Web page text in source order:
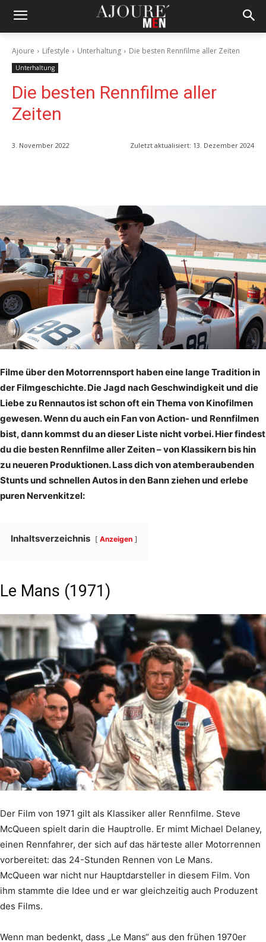
Ajoure Lifestyle Unterhaltung Die besten Rennfilme aller Zeiten
Unterhaltung
Die besten Rennfilme aller
Zeiten
3. November 2022 Zuletzt aktualisiert: 13. Dezember 2024
Filme über den Motorrennsport haben eine lange Tradition in
der Filmgeschichte. Die Jagd nach Geschwindigkeit und die
Liebe zu Rennautos ist schon oft ein Thema von Kinofilmen
gewesen. Wenn du auch ein Fan von Action- und Rennfilmen
bist, dann kommst du an dieser Liste nicht vorbei. Hier findest
du die besten Rennfilme aller Zeiten – von Klassikern bis hin
zu neueren Produktionen. Lass dich von atemberaubenden
Stunts und schnellen Autos in den Bann ziehen und erlebe
puren Nervenkitzel:
Inhaltsverzeichnis Anzeigen
Le Mans (1971)
Der Film von 1971 gilt als Klassiker aller Rennfilme. Steve
McQueen spielt darin die Hauptrolle. Er mimt Michael Delaney,
einen Rennfahrer, der sich auf das härteste aller Motorrennen
vorbereitet: das 24-Stunden Rennen von Le Mans.
McQueen war nicht nur Hauptdarsteller in diesem Film. Von
ihm stammte die Idee und er war gleichzeitig auch Produzent
des Films.
Wenn man bedenkt, dass „Le Mans“ aus den frühen 1970er